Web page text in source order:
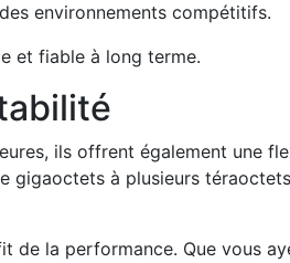
environnements compétitifs.
et fiable à long terme.
ils offrent également une
gigaoctets à plusieurs
de la performance. Que vous